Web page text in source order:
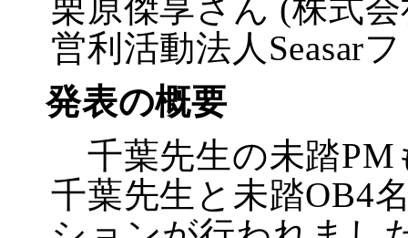
栗原傑享さん (株式
営利活動法人Seasar
発表の概要
千葉先生の未踏PM
千葉先生と未踏OB4